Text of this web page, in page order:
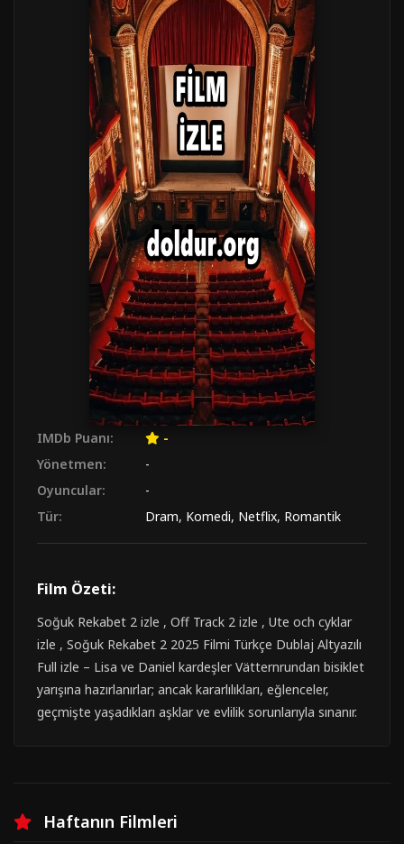
IMDb Puanı:
-
Yönetmen:
-
Oyuncular:
-
Tür:
Dram, Komedi, Netflix, Romantik
Film Özeti:
Soğuk Rekabet 2 izle , Off Track 2 izle , Ute och cyklar
izle , Soğuk Rekabet 2 2025 Filmi Türkçe Dublaj Altyazılı
Full izle – Lisa ve Daniel kardeşler Vätternrundan bisiklet
yarışına hazırlanırlar; ancak kararlılıkları, eğlenceler,
geçmişte yaşadıkları aşklar ve evlilik sorunlarıyla sınanır.
Haftanın Filmleri